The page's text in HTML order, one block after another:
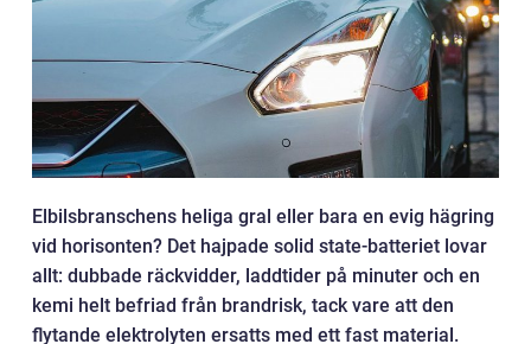
Elbilsbranschens heliga gral eller bara en evig hägring
vid horisonten? Det hajpade solid state-batteriet lovar
allt: dubbade räckvidder, laddtider på minuter och en
kemi helt befriad från brandrisk, tack vare att den
flytande elektrolyten ersatts med ett fast material.